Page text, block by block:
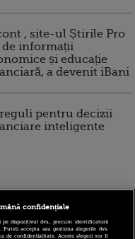
, site-ul Știrile Pro
de informații
și educație
a devenit iBani
pentru decizii
inteligente
confidențiale
dispozitivul dvs., precum identificatorii
accepta sau gestiona alegerile dvs.
de confidențialitate. Aceste alegeri vor fi